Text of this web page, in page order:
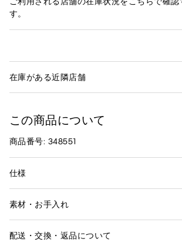
す。
在庫がある近隣店舗
この商品について
商品番号: 348551
仕様
素材・お手入れ
配送・交換・返品について